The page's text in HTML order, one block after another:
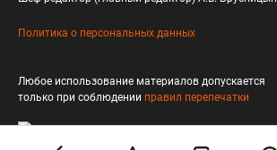
Политика о персональных данных
Любое использование материалов допускается
только при соблюдении правил перепечатки